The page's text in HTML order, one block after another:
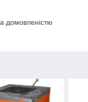
домовленістю